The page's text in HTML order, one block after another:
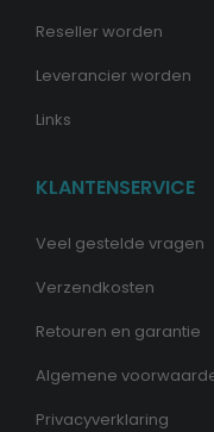
Reseller worden
Leverancier worden
Links
KLANTENSERVICE
Veel gestelde vragen
Verzendkosten
Retouren en garantie
Algemene
Privacyverklaring